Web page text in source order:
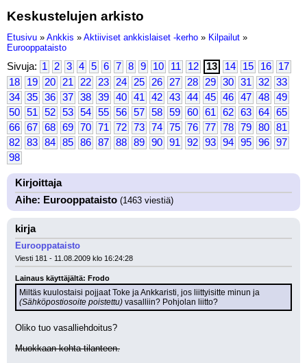
Keskustelujen arkisto
Etusivu » Ankkis » Aktiiviset ankkislaiset -kerho » Kilpailut »
Eurooppataisto
Sivuja: 1 2 3 4 5 6 7 8 9 10 11 12 13 14 15 16
17
18
19 20 21 22 23 24 25 26 27 28 29 30 31 32
33
34
35 36 37 38 39 40 41 42 43 44 45 46 47 48
49
50
51 52 53 54 55 56 57 58 59 60 61 62 63 64
65
66
67 68 69 70 71 72 73 74 75 76 77 78 79 80
81
82
83 84 85 86 87 88 89 90 91 92 93 94 95 96
97
98
Kirjoittaja
Aihe: Eurooppataisto (1463 viestiä)
kirja
Eurooppataisto
Viesti 181 - 11.08.2009 klo 16:24:28
Lainaus käyttäjältä: Frodo
(Sähköpostiosoite poistettu) vasalliin? Pohjolan liitto?
Oliko tuo vasalliehdoitus?
Muokkaan kohta tilanteen.